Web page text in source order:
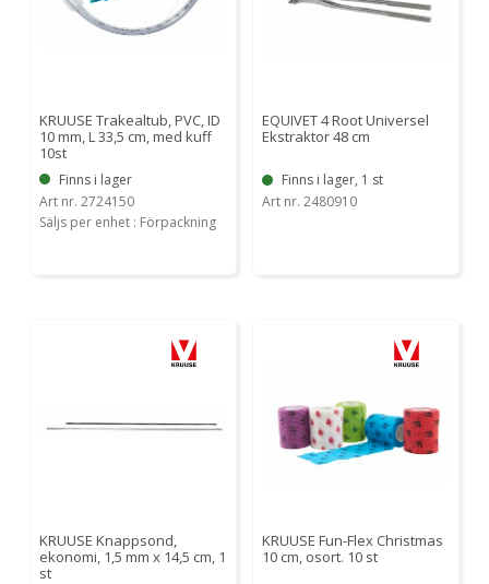
KRUUSE Trakealtub, PVC, ID
10 mm, L 33,5 cm, med kuff
10st
Finns i lager
Art nr. 2724150
Säljs per enhet : Förpackning
EQUIVET 4 Root Universel
Ekstraktor 48 cm
Finns i lager, 1 st
Art nr. 2480910
KRUUSE Knappsond,
ekonomi, 1,5 mm x 14,5 cm, 1
st
KRUUSE Fun-Flex Christmas
10 cm, osort. 10 st